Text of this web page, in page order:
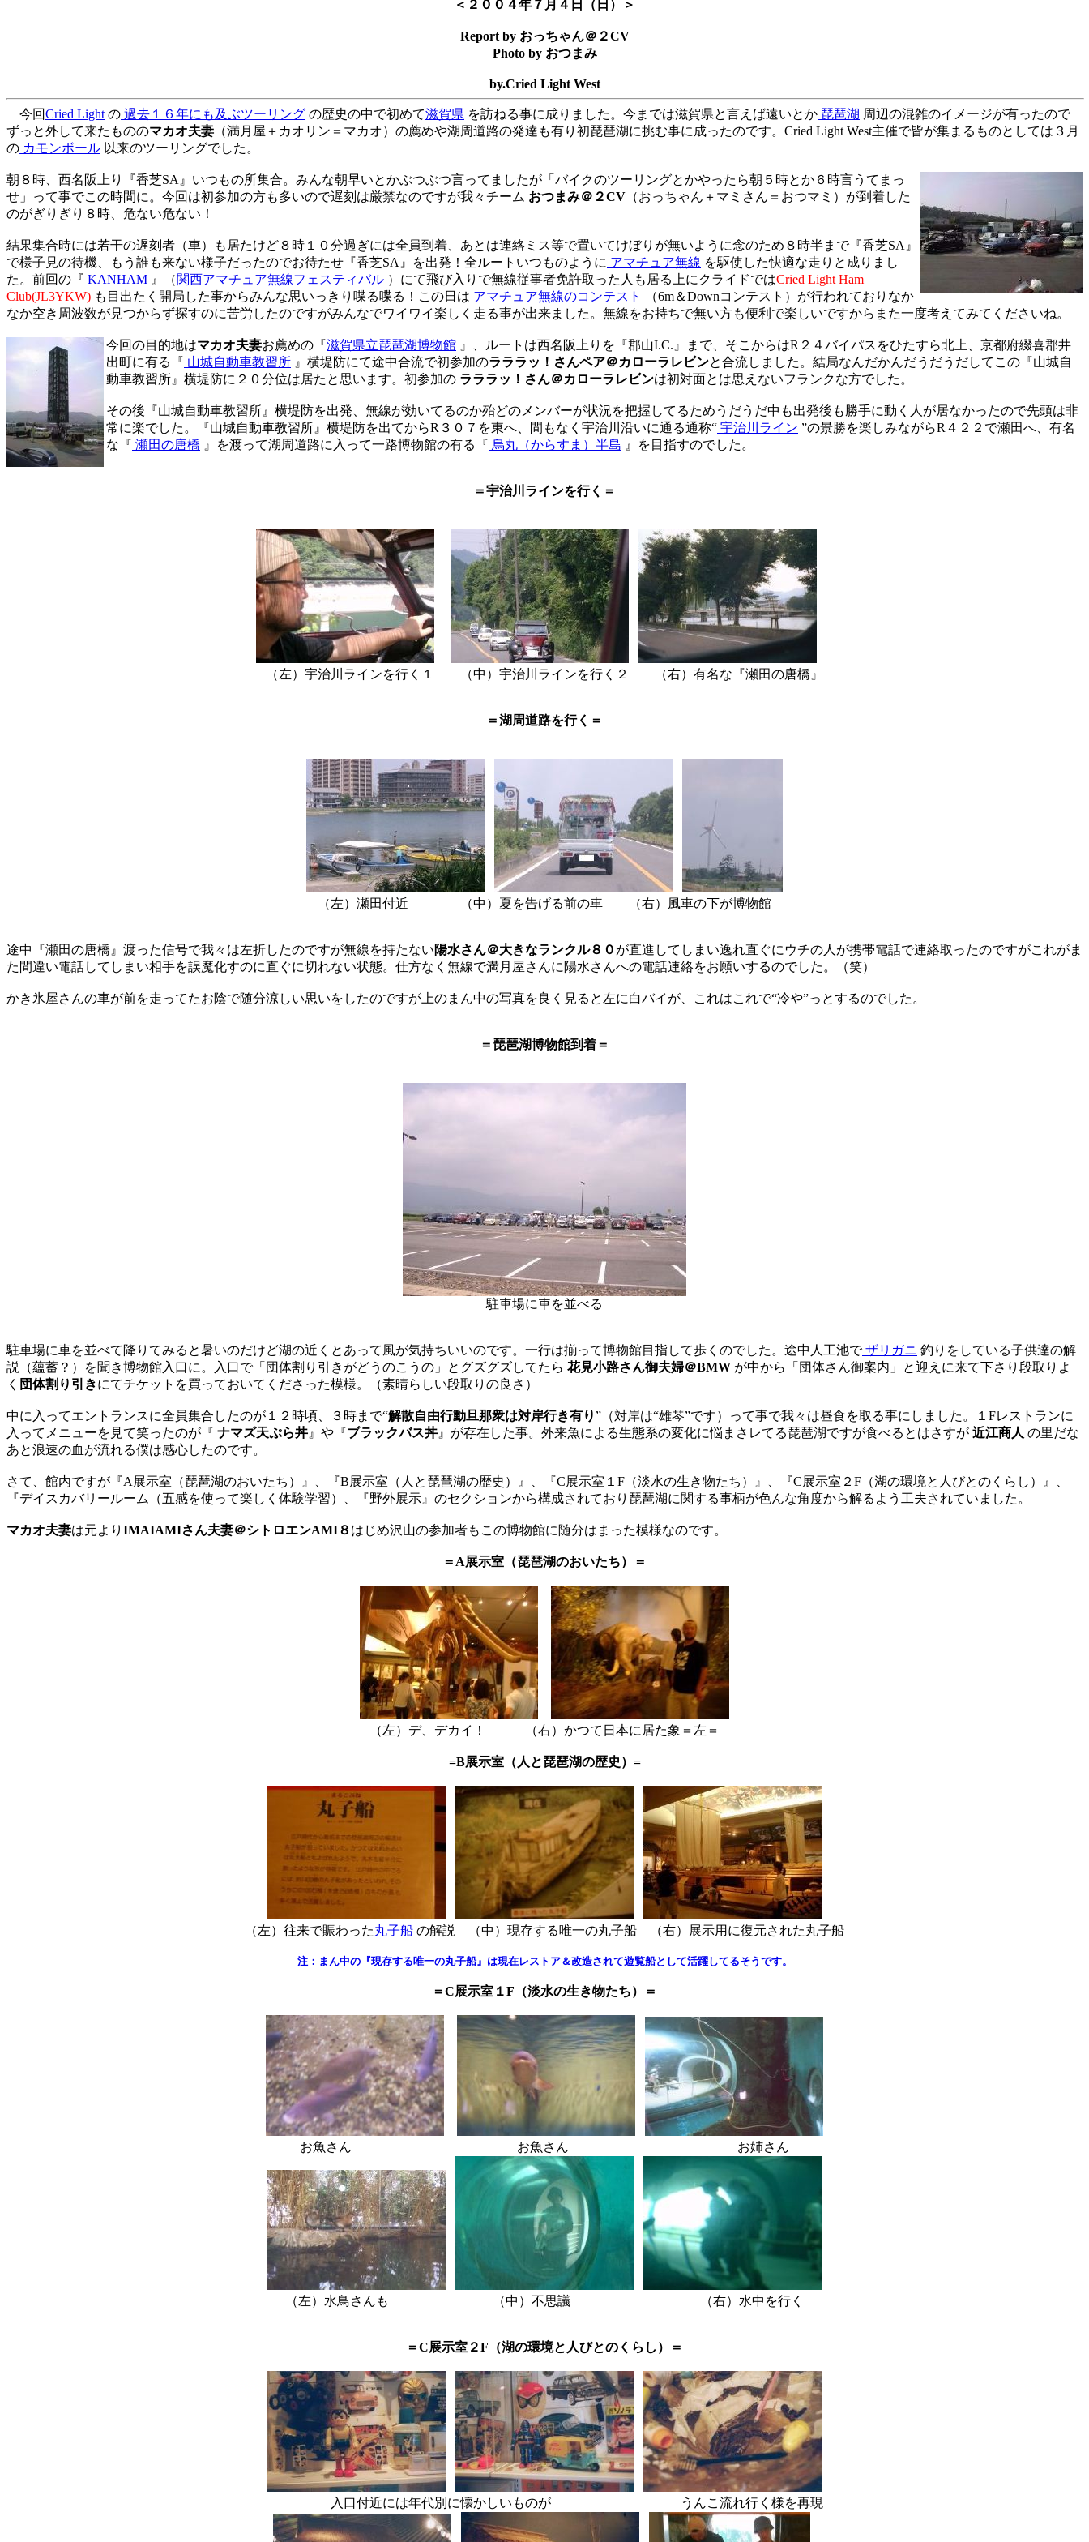
＜２００４年７月４日（日）＞
Report by おっちゃん＠２CV
Photo by おつまみ
by.Cried Light West
今回Cried Light の 過去１６年にも及ぶツーリング の歴史の中で初めて滋賀県 を訪ねる事に成りました。今までは滋賀県と言えば遠いとか 琵琶湖 周辺の混雑のイメージが有ったので
ずっと外して来たもののマカオ夫妻 （満月屋＋カオリン＝マカオ）の薦めや湖周道路の発達も有り初琵琶湖に挑む事に成ったのです。Cried Light West主催で皆が集まるものとしては３月
の カモンボール 以来のツーリングでした。
朝８時、西名阪上り『香芝SA』いつもの所集合。みんな朝早いとかぶつぶつ言ってましたが「バイクのツーリングとかやったら朝５時とか６時言うてまっ
せ」って事でこの時間に。今回は初参加の方も多いので遅刻は厳禁なのですが我々チーム おつまみ＠２CV （おっちゃん＋マミさん＝おつマミ）が到着した
のがぎりぎり８時、危ない危ない！
結果集合時には若干の遅刻者（車）も居たけど８時１０分過ぎには全員到着、あとは連絡ミス等で置いてけぼりが無いように念のため８時半まで『香芝SA』
で様子見の待機、もう誰も来ない様子だったのでお待たせ『香芝SA』を出発！全ルートいつものように アマチュア無線 を駆使した快適な走りと成りまし
た。前回の『 KANHAM 』（関西アマチュア無線フェスティバル ）にて飛び入りで無線従事者免許取った人も居る上にクライドではCried Light Ham
Club(JL3YKW) も目出たく開局した事からみんな思いっきり喋る喋る！この日は アマチュア無線のコンテスト
（6m＆Downコンテスト）が行われておりなか
なか空き周波数が見つからず探すのに苦労したのですがみんなでワイワイ楽しく走る事が出来ました。無線をお持ちで無い方も便利で楽しいですからまた一度考えてみてくださいね。
今回の目的地はマカオ夫妻お薦めの『滋賀県立琵琶湖博物館 』、ルートは西名阪上りを『郡山I.C.』まで、そこからはR２４バイパスをひたすら北上、京都府綴喜郡井
出町に有る『 山城自動車教習所 』横堤防にて途中合流で初参加のラララッ！さんペア＠カローラレビンと合流しました。結局なんだかんだうだうだしてこの『山城自
動車教習所』横堤防に２０分位は居たと思います。初参加の ラララッ！さん＠カローラレビンは初対面とは思えないフランクな方でした。
その後『山城自動車教習所』横堤防を出発、無線が効いてるのか殆どのメンバーが状況を把握してるためうだうだ中も出発後も勝手に動く人が居なかったので先頭は非
常に楽でした。『山城自動車教習所』横堤防を出てからR３０７を東へ、間もなく宇治川沿いに通る通称“ 宇治川ライン ”の景勝を楽しみながらR４２２で瀬田へ、有名
な『 瀬田の唐橋 』を渡って湖周道路に入って一路博物館の有る『 烏丸（からすま）半島 』を目指すのでした。
＝宇治川ラインを行く＝
（左）宇治川ラインを行く１ （中）宇治川ラインを行く２ （右）有名な『瀬田の唐橋』
＝湖周道路を行く＝
（左）瀬田付近 （中）夏を告げる前の車 （右）風車の下が博物館
途中『瀬田の唐橋』渡った信号で我々は左折したのですが無線を持たない陽水さん＠大きなランクル８０ が直進してしまい逸れ直ぐにウチの人が携帯電話で連絡取ったのですがこれがま
た間違い電話してしまい相手を誤魔化すのに直ぐに切れない状態。仕方なく無線で満月屋さんに陽水さんへの電話連絡をお願いするのでした。（笑）
かき氷屋さんの車が前を走ってたお陰で随分涼しい思いをしたのですが上のまん中の写真を良く見ると左に白バイが、これはこれで“冷や”っとするのでした。
＝琵琶湖博物館到着＝
駐車場に車を並べる
駐車場に車を並べて降りてみると暑いのだけど湖の近くとあって風が気持ちいいのです。一行は揃って博物館目指して歩くのでした。途中人工池でザリガニ 釣りをしている子供達の解
説（蘊蓄？）を聞き博物館入口に。入口で「団体割り引きがどうのこうの」とグズグズしてたら 花見小路さん御夫婦＠BMW が中から「団体さん御案内」と迎えに来て下さり段取りよ
く 団体割り引きにてチケットを買っておいてくださった模様。（素晴らしい段取りの良さ）
中に入ってエントランスに全員集合したのが１２時頃、３時まで“解散自由行動旦那衆は対岸行き有り”（対岸は“雄琴”です）って事で我々は昼食を取る事にしました。１Fレストランに
入ってメニューを見て笑ったのが『 ナマズ天ぷら丼 』や『ブラックバス丼 』が存在した事。外来魚による生態系の変化に悩まさレてる琵琶湖ですが食べるとはさすが 近江商人 の里だな
あと浪速の血が流れる僕は感心したのです。
さて、館内ですが『A展示室（琵琶湖のおいたち）』、『B展示室（人と琵琶湖の歴史）』、『C展示室１F（淡水の生き物たち）』、『C展示室２F（湖の環境と人びとのくらし）』、
『デイスカバリールーム（五感を使って楽しく体験学習）、『野外展示』のセクションから構成されており琵琶湖に関する事柄が色んな角度から解るよう工夫されていました。
マカオ夫妻は元より IMAIAMIさん夫妻＠シトロエンAMI８ はじめ沢山の参加者もこの博物館に随分はまった模様なのです。
＝A展示室（琵琶湖のおいたち）＝
（左）デ、デカイ！ （右）かつて日本に居た象＝左＝
=B展示室（人と琵琶湖の歴史）=
（左）往来で賑わった丸子船 の解説 （中）現存する唯一の丸子船 （右）展示用に復元された丸子船
注：まん中の『現存する唯一の丸子船』は現在レストア＆改造されて遊覧船として活躍してるそうです。
＝C展示室１F（淡水の生き物たち）＝
お魚さん お魚さん お姉さん
（左）水鳥さんも （中）不思議 （右）水中を行く
＝C展示室２F（湖の環境と人びとのくらし）＝
入口付近には年代別に懐かしいものが うんこ流れ行く様を再現